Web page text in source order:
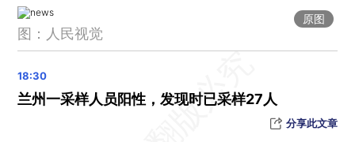
上海社会面新增4例，超市买菜须48小时核酸
前十月规上工业企业利润总额同比降幅扩大至3%
甘肃瓜州通报“一名患儿因耽误治疗时机病逝”事件
原图
图：人民视觉
兰州一采样人员阳性，发现时已采样27人
分享此文章